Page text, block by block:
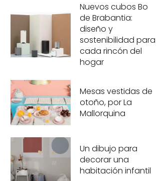
Nuevos cubos Bo
de Brabantia:
diseño y
sostenibilidad para
cada rincón del
hogar
Mesas vestidas de
otoño, por La
Mallorquina
Un dibujo para
decorar una
habitación infantil